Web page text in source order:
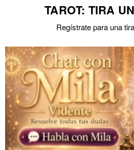
TAROT: TIRA
Regístrate para una